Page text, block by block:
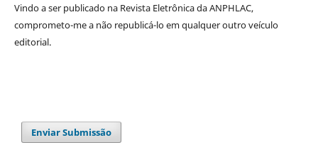
Vindo a ser publicado na Revista Eletrônica da ANPHLAC,
comprometo-me a não republicá-lo em qualquer outro veículo
editorial.
Enviar Submissão